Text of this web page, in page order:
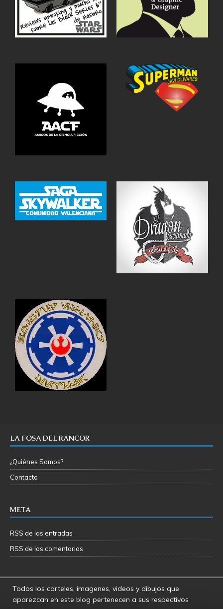
LA FOSA DEL RANCOR
¿Quiénes Somos?
Contacto
META
RSS de las entradas
RSS de los comentarios
Todos los carteles, imagenes, videos y dibujos que
aparezcan en este blog pertenecen a sus respectivos